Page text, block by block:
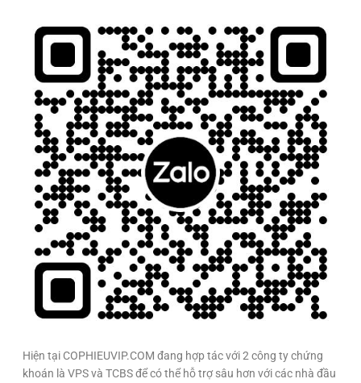
Hiện tại COPHIEUVIP.COM đang hợp tác với 2 công ty chứng
khoán là VPS và TCBS để có thể hỗ trợ sâu hơn với các nhà đầu